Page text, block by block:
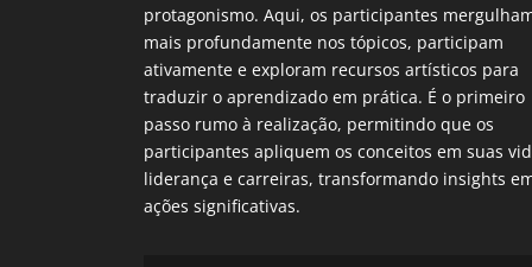
protagonismo. Aqui, os participantes
mais profundamente nos tópicos, participam
ativamente e exploram recursos artísticos para
traduzir o aprendizado em prática. É o primeiro
passo rumo à realização, permitindo que os
participantes apliquem os conceitos em suas
liderança e carreiras, transformando insights
ações significativas.